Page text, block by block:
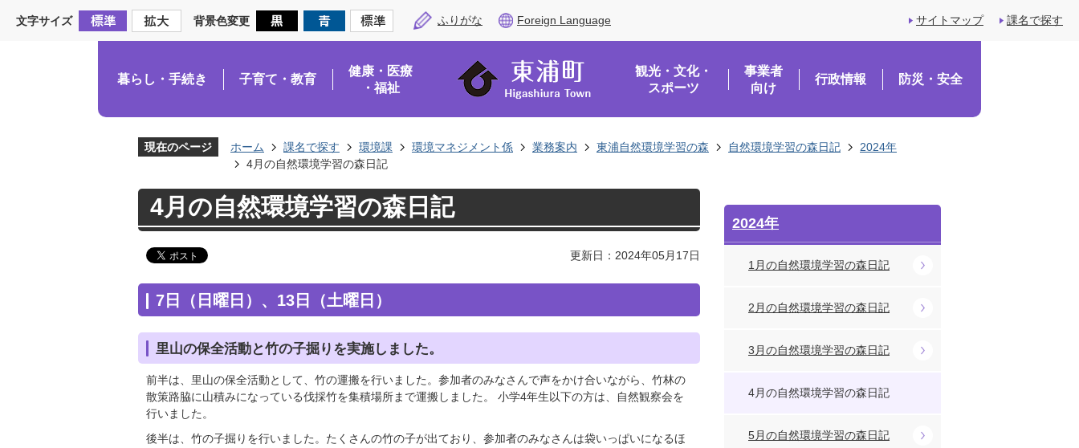
文字サイズ 背景色変更 ふりがな Foreign Language サイトマップ 課名で探す
暮らし・手続き 子育て・教育
健康・医療
・福祉
観光・文化・
スポーツ
事業者
向け
行政情報 防災・安全
現在のページ ホーム 課名で探す 環境課 環境マネジメント係 業務案内 東浦自然環境学習の森 自然環境学習の森日記
2024年
4月の自然環境学習の森日記
4月の自然環境学習の森日記
更新日：2024年05月17日
7日（日曜日）、13日（土曜日）
里山の保全活動と竹の子掘りを実施しました。
前半は、里山の保全活動として、竹の運搬を行いました。参加者のみなさんで声をかけ合いながら、竹林の
散策路脇に山積みになっている伐採竹を集積場所まで運搬しました。 小学4年生以下の方は、自然観察会を
行いました。
後半は、竹の子掘りを行いました。たくさんの竹の子が出ており、参加者のみなさんは袋いっぱいになるほ
2024年
1月の自然環境学習の森日記
2月の自然環境学習の森日記
3月の自然環境学習の森日記
4月の自然環境学習の森日記
5月の自然環境学習の森日記